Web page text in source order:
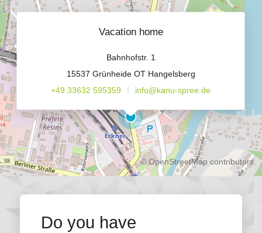
diversen Sitzgelegenheiten, Grillplatz, kostenfreie PKW
Do you have
Vacation home
Bahnhofstr. 1
15537 Grünheide OT Hangelsberg
+49 33632 595359
info@kanu-spree.de
©OpenStreetMap contributors.